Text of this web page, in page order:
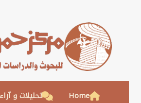
Home تحليلات و آراء